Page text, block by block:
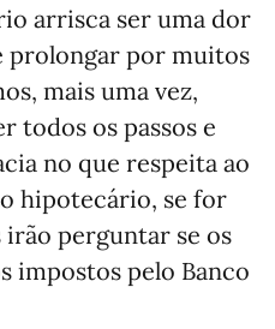
arrisca ser uma dor
prolongar por muitos
mais uma vez,
todos os passos e
no que respeita ao
hipotecário, se for
irão perguntar se os
impostos pelo Banco